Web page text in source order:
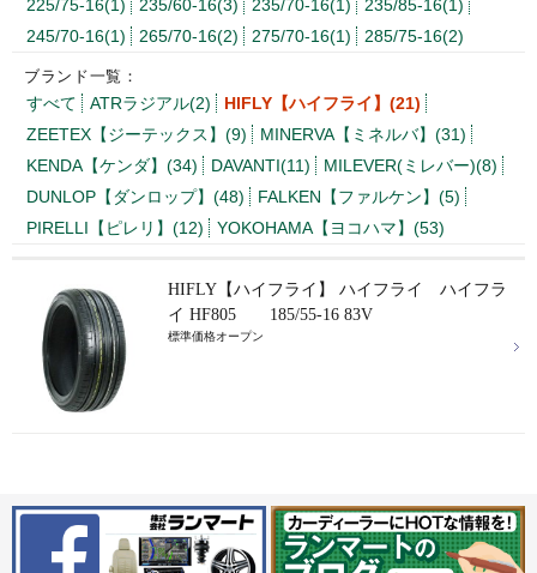
225/75-16(1)
235/60-16(3) 235/70-16(1)
235/85-16(1)
245/70-16(1)
265/70-16(2) 275/70-16(1) 285/75-16(2)
ブランド一覧：
すべて ATRラジアル(2)
HIFLY【ハイフライ】(21)
ZEETEX【ジーテックス】(9)
MINERVA【ミネルバ】(31)
KENDA【ケンダ】(34)
DAVANTI(11)
MILEVER(ミレバー)(8)
DUNLOP【ダンロップ】(48)
FALKEN【ファルケン】(5)
PIRELLI【ピレリ】(12)
YOKOHAMA【ヨコハマ】(53)
HIFLY【ハイフライ】 ハイフライ ハイフラ
イ HF805 185/55-16 83V
標準価格オープン